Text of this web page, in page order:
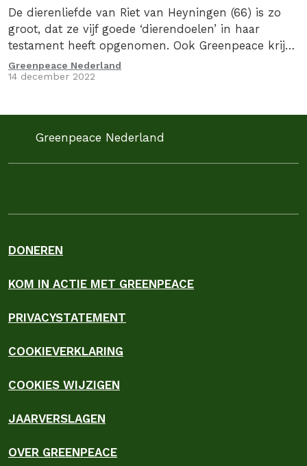
De dierenliefde van Riet van Heyningen (66) is zo
groot, dat ze vijf goede ‘dierendoelen’ in haar
testament heeft opgenomen. Ook Greenpeace krijgt
een erfdeel…
Greenpeace Nederland
14 december 2022
Greenpeace Nederland
DONEREN
KOM IN ACTIE MET GREENPEACE
PRIVACYSTATEMENT
COOKIEVERKLARING
COOKIES WIJZIGEN
JAARVERSLAGEN
OVER GREENPEACE